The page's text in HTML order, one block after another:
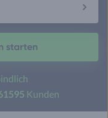
starten
Kunden